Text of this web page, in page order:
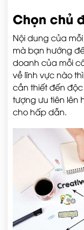
Chọn chủ
Nội dung của
mà bạn hướng
doanh của mỗi
về lĩnh vực nào
cần thiết đến
tượng ưu tiên lên
cho hấp dẫn.